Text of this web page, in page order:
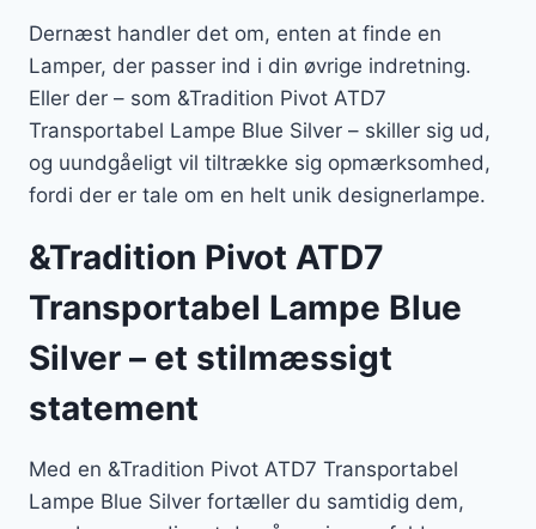
Dernæst handler det om, enten at finde en
Lamper, der passer ind i din øvrige indretning.
Eller der – som &Tradition Pivot ATD7
Transportabel Lampe Blue Silver – skiller sig ud,
og uundgåeligt vil tiltrække sig opmærksomhed,
fordi der er tale om en helt unik designerlampe.
&Tradition Pivot ATD7
Transportabel Lampe Blue
Silver – et stilmæssigt
statement
Med en &Tradition Pivot ATD7 Transportabel
Lampe Blue Silver fortæller du samtidig dem,